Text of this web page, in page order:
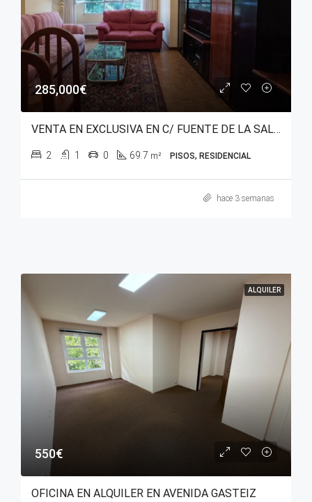
285,000€
VENTA EN EXCLUSIVA EN C/ FUENTE DE LA SALUD – SANTA LUCÍA
2 1 0 69.7 m² PISOS, RESIDENCIAL
hace 3 semanas
ALQUILER
550€
OFICINA EN ALQUILER EN AVENIDA GASTEIZ